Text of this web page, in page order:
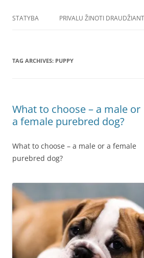
STATYBA PRIVALU ŽINOTI
TAG ARCHIVES: PUPPY
What to choose – a male or
a female purebred dog?
What to choose – a male or a female
purebred dog?